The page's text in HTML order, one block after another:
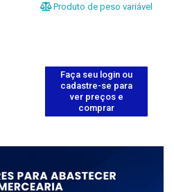
Produto de peso variável
Faça seu login ou
cadastre-se para
ver preços e
comprar